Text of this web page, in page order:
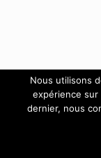
Nous utilisons
expérience
dernier, nous